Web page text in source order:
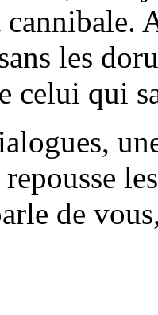
les
celui qui
de